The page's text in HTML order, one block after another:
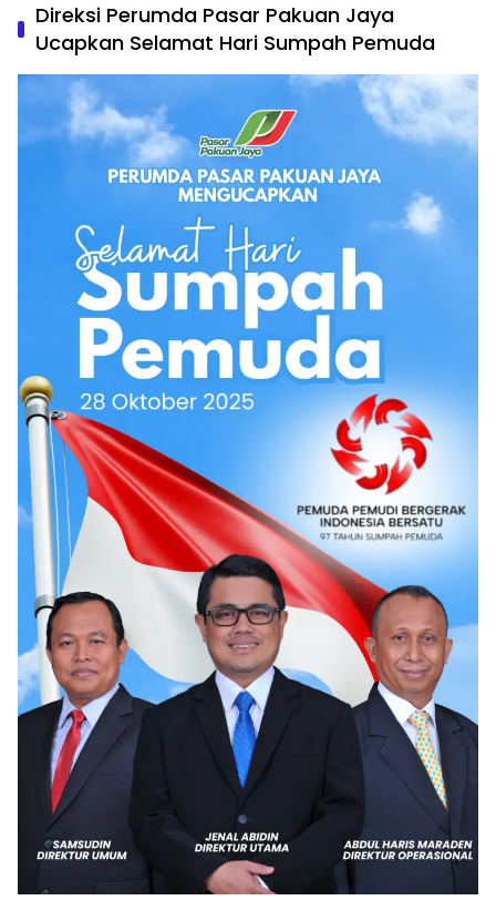
Direksi Perumda Pasar Pakuan Jaya
Ucapkan Selamat Hari Sumpah Pemuda